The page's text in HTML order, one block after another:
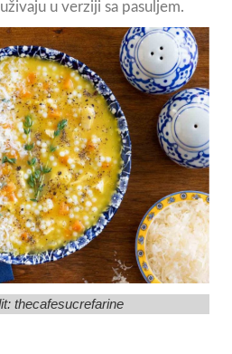
u verziji sa pasuljem.
thecafesucrefarine